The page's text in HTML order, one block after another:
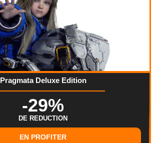
Pragmata Deluxe Edition
-29%
DE REDUCTION
EN PROFITER